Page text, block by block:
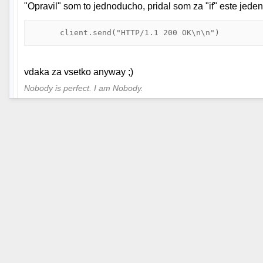
"Opravil" som to jednoducho, pridal som za "if" este
vdaka za vsetko anyway ;)
Nobody is perfect. I am Nobody.